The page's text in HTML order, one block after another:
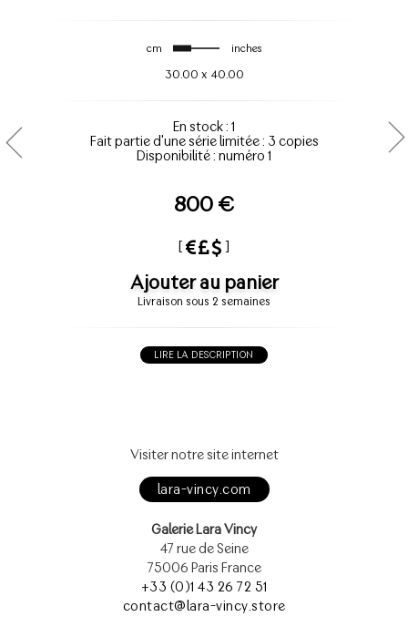
cm inches
30.00 x 40.00
En stock : 1
Fait partie d'une série limitée : 3 copies
Disponibilité : numéro 1
800 €
[ ]
Ajouter au panier
Livraison sous 2 semaines
LIRE LA DESCRIPTION
Visiter notre site internet
lara-vincy.com
Galerie Lara Vincy
47 rue de Seine
75006 Paris France
+33 (0)1 43 26 72 51
contact@lara-vincy.store